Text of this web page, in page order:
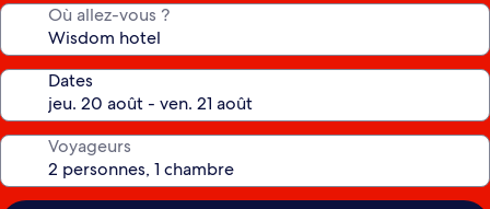
Où allez-vous ?
Dates
Voyageurs